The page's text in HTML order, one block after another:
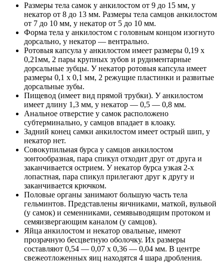
Размеры тела самок у анкилостом от 9 до 15 мм, у
некатор от 8 до 13 мм. Размеры тела самцов анкилостом
от 7 до 10 мм, у некатор от 5 до 10 мм.
Форма тела у анкилостом с головным концом изогнуто
дорсально, у некатор — вентрально.
Ротовыя капсула у анкилостом имеет размеры 0,19 х
0,21мм, 2 пары крупных зубов и рудиментарные
дорсальные зубцы. У некатор ротовыя капсула имеет
размеры 0,1 х 0,1 мм, 2 режущие пластинки и развитые
дорсальные зубы.
Пищевод (имеет вид прямой трубки). У анкилостом
имеет длину 1,3 мм, у некатор — 0,5 — 0,8 мм.
Анальное отверстие у самок расположено
субтерминально, у самцов впадает в клоаку.
Задний конец самки анкилостом имеет острый шип, у
некатор нет.
Совокупильная бурса у самцов анкилостом
зонтообразная, пара спикул отходит друг от друга и
заканчивается острием. У некатор бурса узкая 2-х
лопастная, пара спикул прилегают друг к другу и
заканчивается крючком.
Половые органы занимают большую часть тела
гельминтов. Представлены яичниками, маткой, вульвой
(у самок) и семенниками, семявыводящим протоком и
семяизвергающим каналом (у самцов).
Яйца анкилостом и некатор овальные, имеют
прозрачную бесцветную оболочку. Их размеры
составляют 0,54 — 0,07 х 0,36 — 0,04 мм. В центре
свежеотложенных яиц находятся 4 шара дробления.